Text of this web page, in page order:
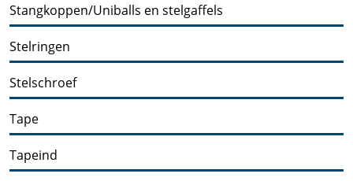
Stangkoppen/Uniballs en stelgaffels
Stelringen
Stelschroef
Tape
Tapeind